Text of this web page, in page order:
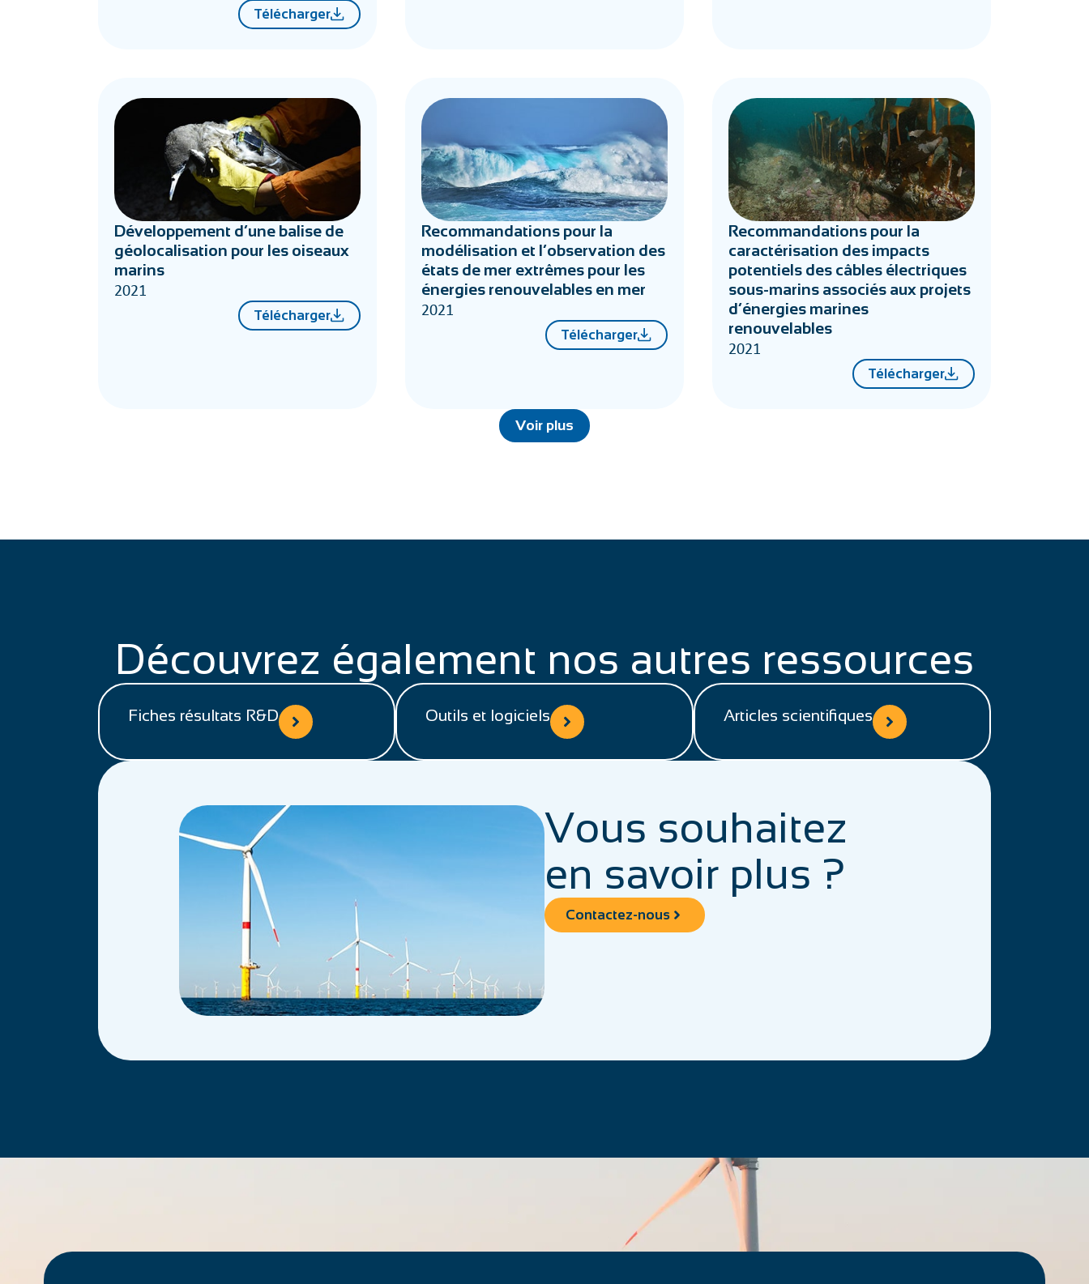
Télécharger
Développement d’une balise de
géolocalisation pour les oiseaux
marins
2021
Télécharger
Recommandations pour la
modélisation et l’observation des
états de mer extrêmes pour les
énergies renouvelables en mer
2021
Télécharger
Recommandations pour la
caractérisation des impacts
potentiels des câbles électriques
sous-marins associés aux projets
d’énergies marines
renouvelables
2021
Télécharger
Voir plus
Découvrez également nos autres ressources
Fiches résultats R&D Outils et logiciels Articles scientifiques
Vous souhaitez
en savoir plus ?
Contactez-nous